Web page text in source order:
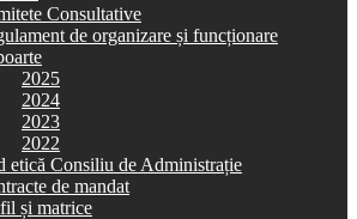
Consultative
de organizare și funcționare
2025
2024
2023
2022
etică Consiliu de Administrație
de mandat
și matrice